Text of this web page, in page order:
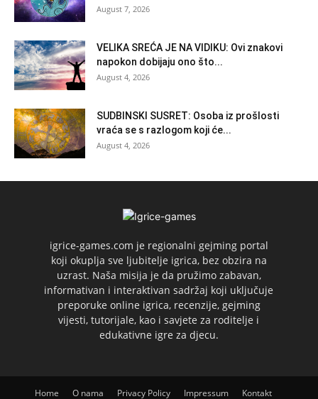
August 7, 2026
VELIKA SREĆA JE NA VIDIKU: Ovi znakovi
napokon dobijaju ono što...
August 4, 2026
SUDBINSKI SUSRET: Osoba iz prošlosti
vraća se s razlogom koji će...
August 4, 2026
igrice-games.com je regionalni gejming portal
koji okuplja sve ljubitelje igrica, bez obzira na
uzrast. Naša misija je da pružimo zabavan,
informativan i interaktivan sadržaj koji uključuje
preporuke online igrica, recenzije, gejming
vijesti, tutorijale, kao i savjete za roditelje i
edukativne igre za djecu.
Home O nama Privacy Policy Impressum Kontakt